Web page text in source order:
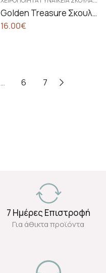
Golden Treasure Σκουλαρίκια Mermaid Tale Golden
16.00€
… 6 7
7 Ημέρες Επιστροφή
Για άθικτα προϊόντα